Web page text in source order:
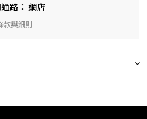
路： 網店
款與細則